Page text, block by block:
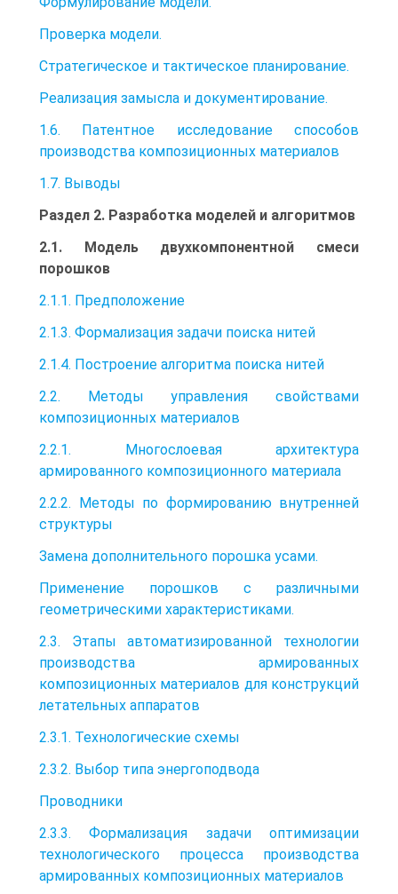
Проверка модели.
Стратегическое и тактическое планирование.
Реализация замысла и документирование.
1.6. Патентное исследование способов
производства композиционных материалов
1.7. Выводы
Раздел 2. Разработка моделей и алгоритмов
2.1. Модель двухкомпонентной смеси
порошков
2.1.1. Предположение
2.1.3. Формализация задачи поиска нитей
2.1.4. Построение алгоритма поиска нитей
2.2. Методы управления свойствами
композиционных материалов
2.2.1. Многослоевая архитектура
армированного композиционного материала
2.2.2. Методы по формированию внутренней
структуры
Замена дополнительного порошка усами.
Применение порошков с различными
геометрическими характеристиками.
2.3. Этапы автоматизированной технологии
производства армированных
композиционных материалов для конструкций
летательных аппаратов
2.3.1. Технологические схемы
2.3.2. Выбор типа энергоподвода
Проводники
2.3.3. Формализация задачи оптимизации
технологического процесса производства
армированных композиционных материалов